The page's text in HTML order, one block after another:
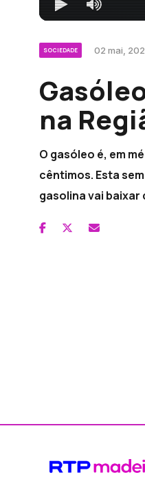
SOCIEDADE 02 mai,
na
O gasóleo é, em
cêntimos. Esta
gasolina vai